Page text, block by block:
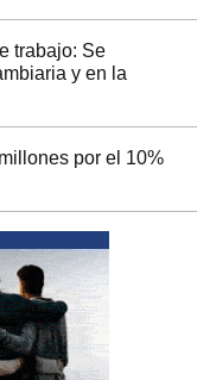
trabajo: Se
y en la
por el 10%